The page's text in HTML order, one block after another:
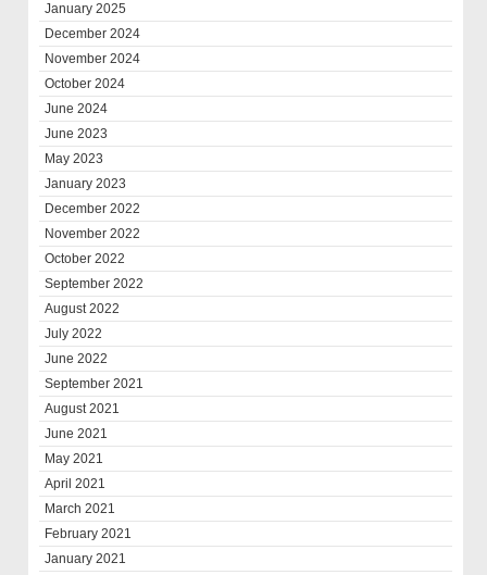
January 2025
December 2024
November 2024
October 2024
June 2024
June 2023
May 2023
January 2023
December 2022
November 2022
October 2022
September 2022
August 2022
July 2022
June 2022
September 2021
August 2021
June 2021
May 2021
April 2021
March 2021
February 2021
January 2021